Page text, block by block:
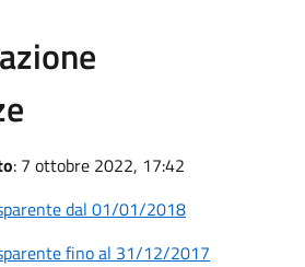
: 7 ottobre 2022, 17:42
dal 01/01/2018
fino al 31/12/2017